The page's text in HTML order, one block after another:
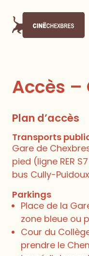
Accès –
Plan d’accès
Transports
Gare de
pied (ligne RER
bus Cully-
Parkings
Place de la
zone bleue ou
Cour du
prendre le